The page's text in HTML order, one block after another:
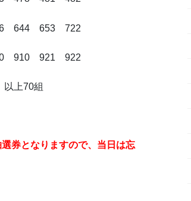
644 653 722
910 921 922
上70組
券となりますので、当日は忘